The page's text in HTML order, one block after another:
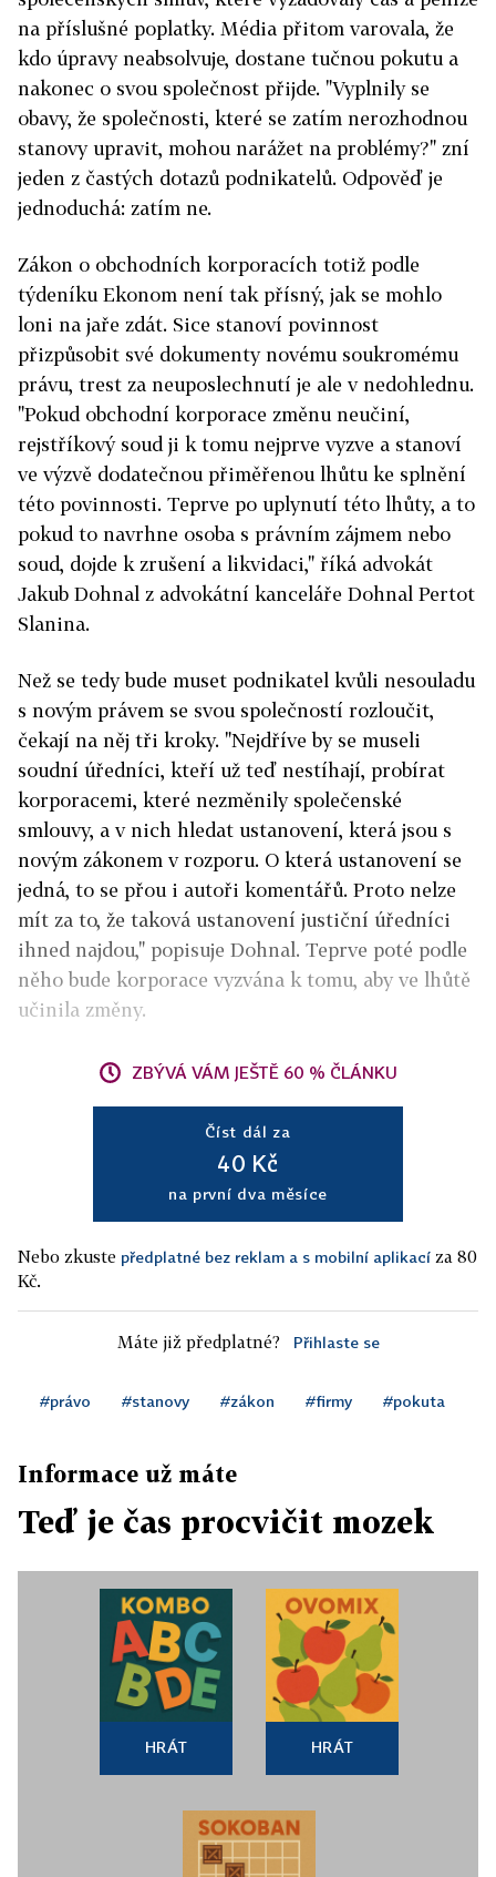
na příslušné poplatky. Média přitom varovala, že
kdo úpravy neabsolvuje, dostane tučnou pokutu a
nakonec o svou společnost přijde. "Vyplnily se
obavy, že společnosti, které se zatím nerozhodnou
stanovy upravit, mohou narážet na problémy?" zní
jeden z častých dotazů podnikatelů. Odpověď je
jednoduchá: zatím ne.
Zákon o obchodních korporacích totiž podle
týdeníku Ekonom není tak přísný, jak se mohlo
loni na jaře zdát. Sice stanoví povinnost
přizpůsobit své dokumenty novému soukromému
právu, trest za neuposlechnutí je ale v nedohlednu.
"Pokud obchodní korporace změnu neučiní,
rejstříkový soud ji k tomu nejprve vyzve a stanoví
ve výzvě dodatečnou přiměřenou lhůtu ke splnění
této povinnosti. Teprve po uplynutí této lhůty, a to
pokud to navrhne osoba s právním zájmem nebo
soud, dojde k zrušení a likvidaci," říká advokát
Jakub Dohnal z advokátní kanceláře Dohnal Pertot
Slanina.
Než se tedy bude muset podnikatel kvůli nesouladu
s novým právem se svou společností rozloučit,
čekají na něj tři kroky. "Nejdříve by se museli
soudní úředníci, kteří už teď nestíhají, probírat
korporacemi, které nezměnily společenské
smlouvy, a v nich hledat ustanovení, která jsou s
novým zákonem v rozporu. O která ustanovení se
jedná, to se přou i autoři komentářů. Proto nelze
mít za to, že taková ustanovení justiční úředníci
ihned najdou," popisuje Dohnal. Teprve poté podle
něho bude korporace vyzvána k tomu, aby ve lhůtě
učinila změny.
ZBÝVÁ VÁM JEŠTĚ 60 % ČLÁNKU
Číst dál za
40 Kč
na první dva měsíce
Nebo zkuste předplatné bez reklam a s mobilní aplikací za 80
Kč.
Máte již předplatné? Přihlaste se
#právo #stanovy #zákon #firmy #pokuta
Informace už máte
Teď je čas procvičit mozek
HRÁT HRÁT